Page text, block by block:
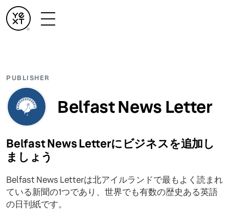
PUBLISHER
Belfast News Letter
Belfast News Letterにビジネスを追加し
ましょう
Belfast News Letterは北アイルランドで最もよく読まれ
ている新聞の1つであり、世界でも有数の歴史ある英語
の日刊紙です。